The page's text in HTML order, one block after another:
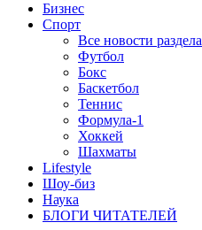
Бизнес
Спорт
Все новости раздела
Футбол
Бокс
Баскетбол
Теннис
Формула-1
Хоккей
Шахматы
Lifestyle
Шоу-биз
Наука
БЛОГИ ЧИТАТЕЛЕЙ